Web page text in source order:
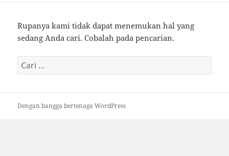
Rupanya kami tidak dapat menemukan hal yang
sedang Anda cari. Cobalah pada pencarian.
Cari
untuk:
Dengan bangga bertenaga WordPress